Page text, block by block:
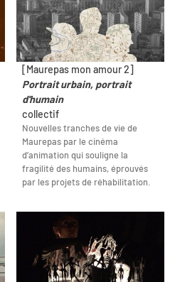
[Maurepas mon amour 2]
Portrait urbain, portrait
d'humain
collectif
Nouvelles tranches de vie de
Maurepas par le cinéma
d’animation qui souligne la
fragilité des humains, éprouvés
par les projets de réhabilitation.